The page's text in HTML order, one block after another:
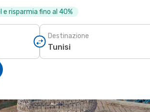
e risparmia fino al 40%
Destinazione